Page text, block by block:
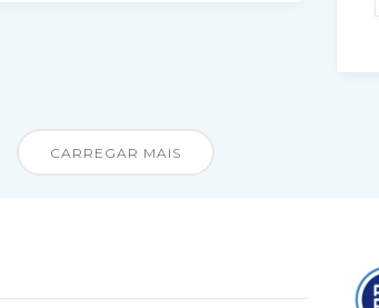
CARREGAR MAIS